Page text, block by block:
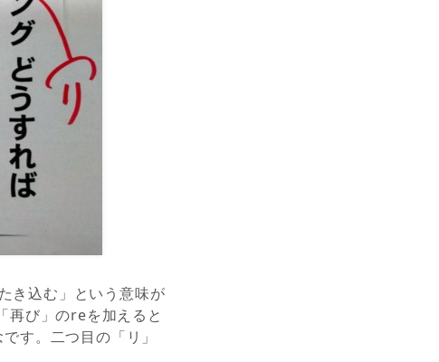
き込む」という意味が
び」のreを加えると
す。二つ目の「リ」